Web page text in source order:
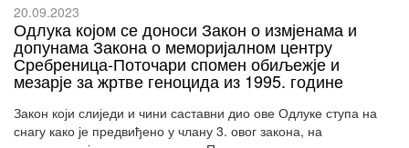
20.09.2023
Одлука којом се доноси Закон о измјенама и
допунама Закона о меморијалном центру
Сребреница-Поточари спомен обиљежје и
мезарје за жртве геноцида из 1995. године
Закон који слиједи и чини саставни дио ове Одлуке ступа на
снагу како је предвиђено у члану 3. овог закона, на